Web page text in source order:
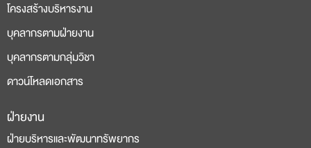
โครงสร้างบริหารงาน
บุคลากรตามฝ่ายงาน
บุคลากรตามกลุ่มวิชา
ดาวน์โหลดเอกสาร
deneme
casino
ฝ่ายงาน
ฝ่ายบริหารและพัฒนาทรัพยากร